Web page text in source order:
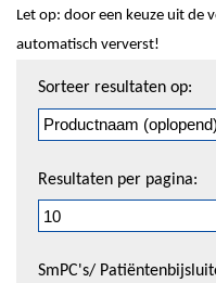
Let op: door een keuze uit de
automatisch ververst!
pagineren
Sorteer resultaten op:
Resultaten per pagina:
SmPC's/